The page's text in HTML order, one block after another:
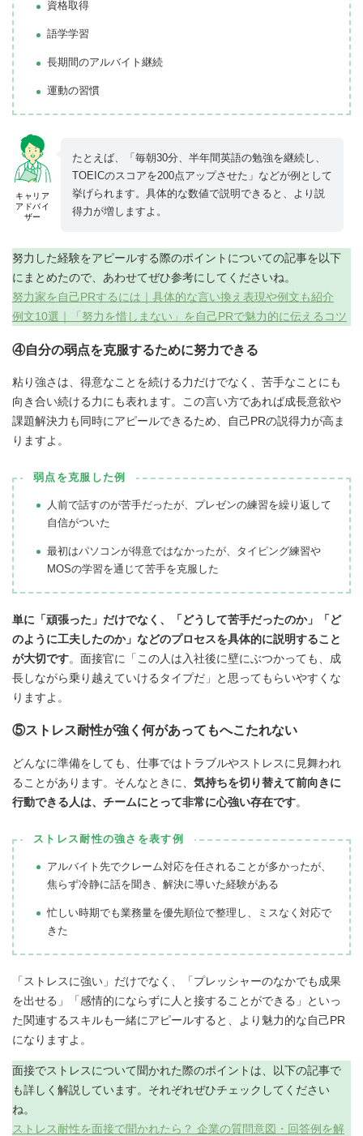
資格取得
語学学習
長期間のアルバイト継続
運動の習慣
キャリア
アドバイ
ザー
たとえば、「毎朝30分、半年間英語の勉強を継続し、
TOEICのスコアを200点アップさせた」などが例として
挙げられます。具体的な数値で説明できると、より説
得力が増しますよ。
努力した経験をアピールする際のポイントについての記事を以下
にまとめたので、あわせてぜひ参考にしてくださいね。
努力家を自己PRするには｜具体的な言い換え表現や例文も紹介
例文10選｜「努力を惜しまない」を自己PRで魅力的に伝えるコツ
④自分の弱点を克服するために努力できる
粘り強さは、得意なことを続ける力だけでなく、苦手なことにも
向き合い続ける力にも表れます。この言い方であれば成長意欲や
課題解決力も同時にアピールできるため、自己PRの説得力が高ま
りますよ。
弱点を克服した例
人前で話すのが苦手だったが、プレゼンの練習を繰り返して
自信がついた
最初はパソコンが得意ではなかったが、タイピング練習や
MOSの学習を通じて苦手を克服した
単に「頑張った」だけでなく、「どうして苦手だったのか」「ど
のように工夫したのか」などのプロセスを具体的に説明すること
が大切です。面接官に「この人は入社後に壁にぶつかっても、成
長しながら乗り越えていけるタイプだ」と思ってもらいやすくな
りますよ。
⑤ストレス耐性が強く何があってもへこたれない
どんなに準備をしても、仕事ではトラブルやストレスに見舞われ
ることがあります。そんなときに、 気持ちを切り替えて前向きに
行動できる人は、チームにとって非常に心強い存在です。
ストレス耐性の強さを表す例
アルバイト先でクレーム対応を任されることが多かったが、
焦らず冷静に話を聞き、解決に導いた経験がある
忙しい時期でも業務量を優先順位で整理し、ミスなく対応で
きた
「ストレスに強い」だけでなく、「プレッシャーのなかでも成果
を出せる」「感情的にならずに人と接することができる」といっ
た関連するスキルも一緒にアピールすると、より魅力的な自己PR
になりますよ。
面接でストレスについて聞かれた際のポイントは、以下の記事で
も詳しく解説しています。それぞれぜひチェックしてください
ね。
ストレス耐性を面接で聞かれたら？ 企業の質問意図・回答例を解